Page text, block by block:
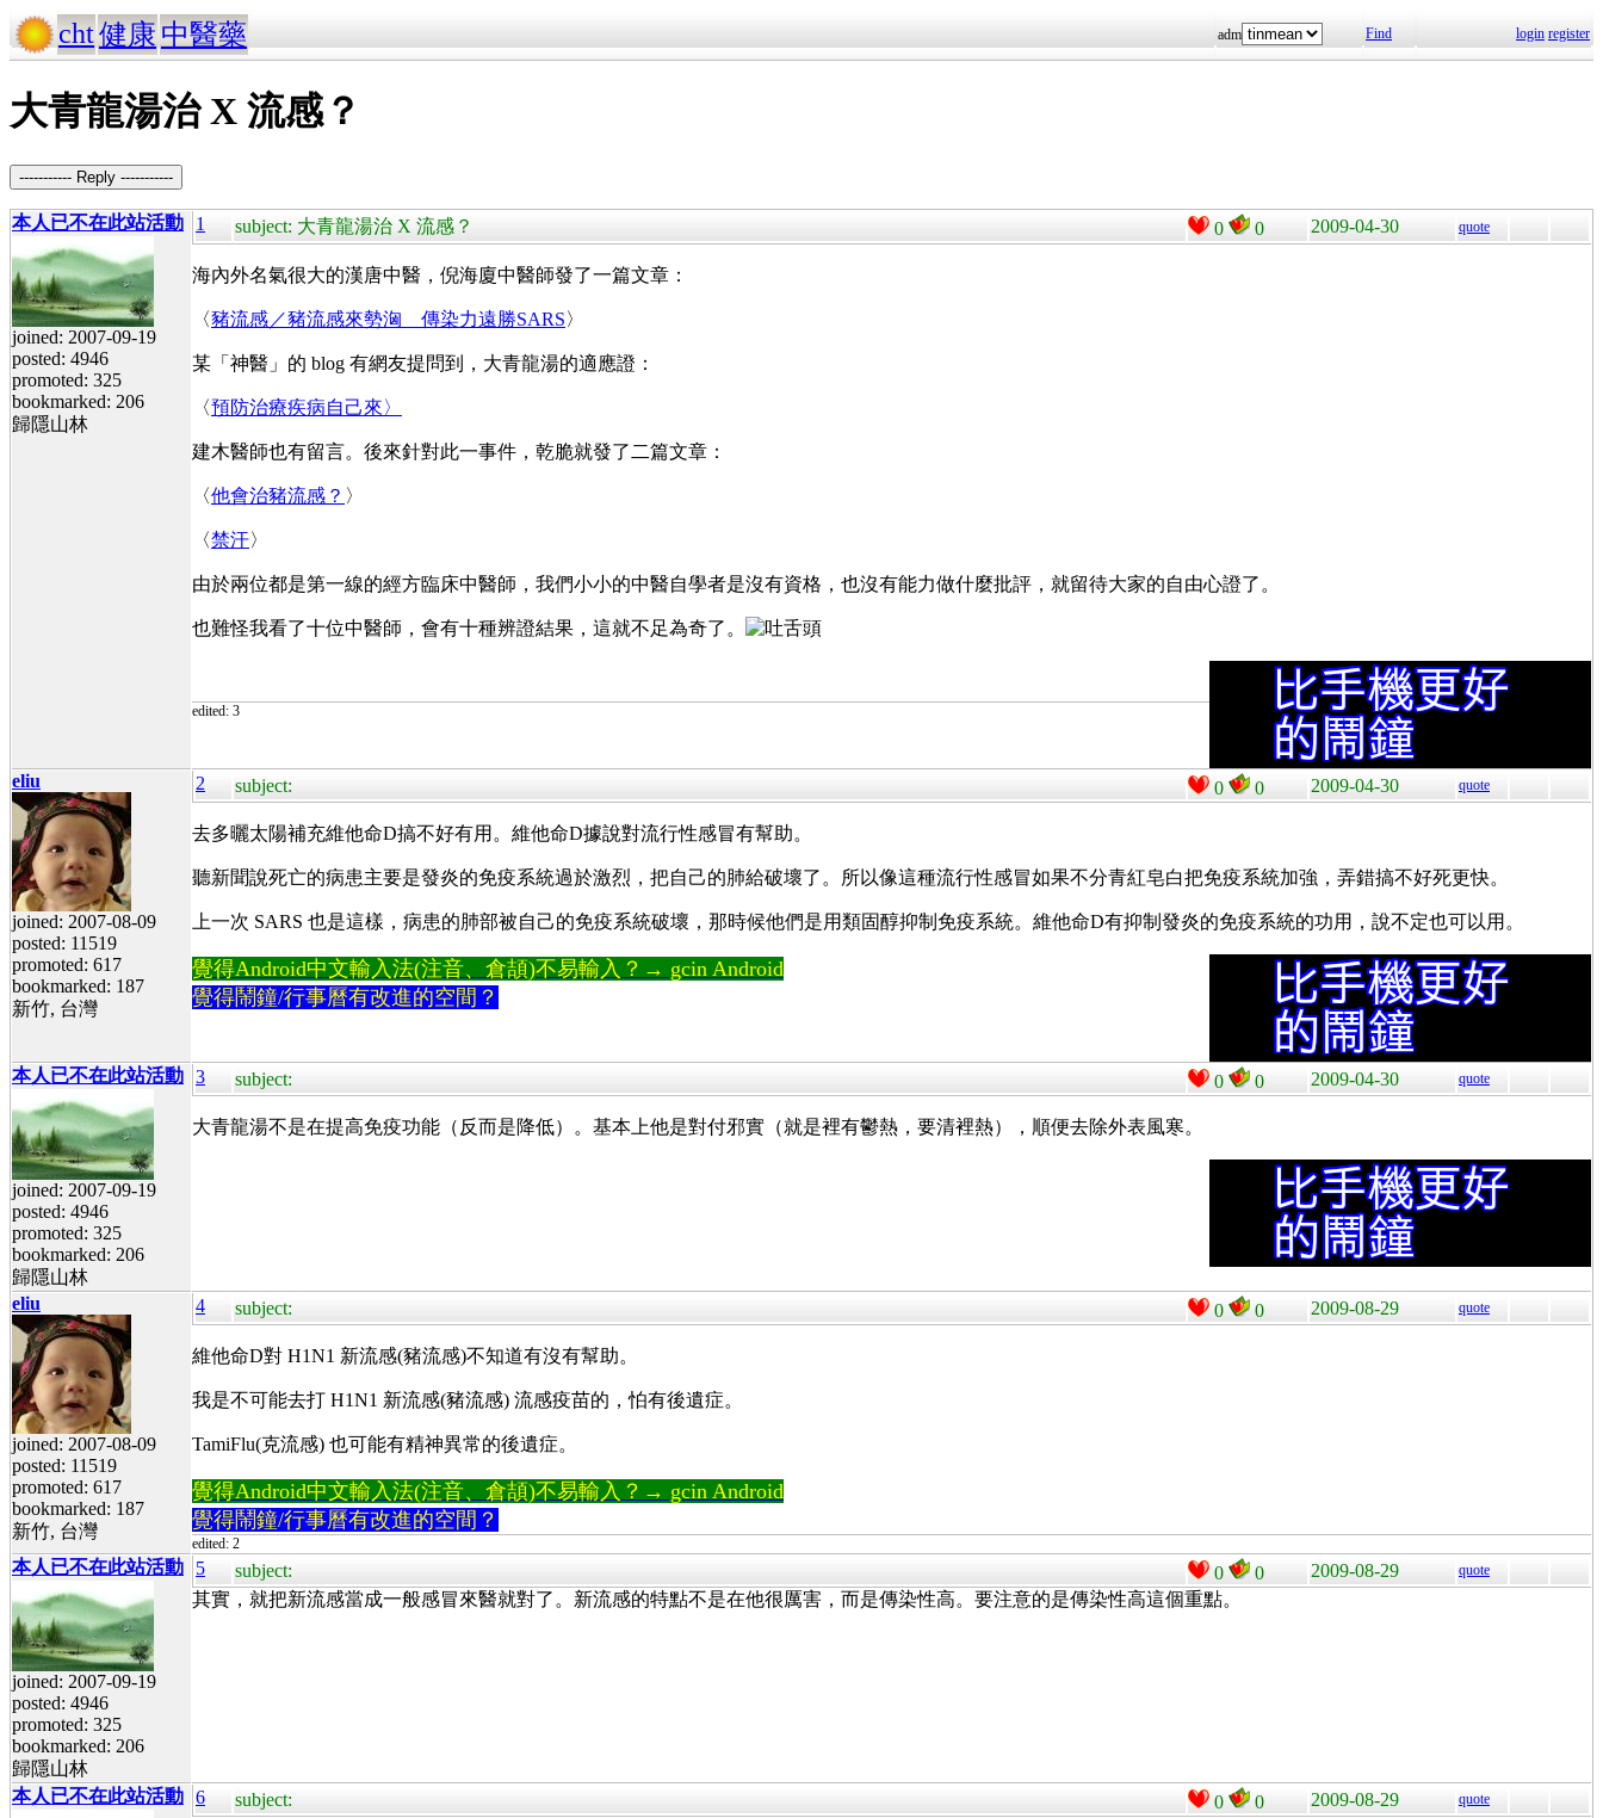
cht健康 中醫藥 adm Find login register
大青龍湯治 X 流感？
----------- Reply -----------
本人已不在此站活動
joined: 2007-09-19
posted: 4946
promoted: 325
bookmarked: 206
歸隱山林
1 subject: 大青龍湯治 X 流感？ 0 0 2009-04-30 quote
海內外名氣很大的漢唐中醫，倪海廈中醫師發了一篇文章：
〈豬流感／豬流感來勢洶 傳染力遠勝SARS〉
某「神醫」的 blog 有網友提問到，大青龍湯的適應證：
〈預防治療疾病自己來〉
建木醫師也有留言。後來針對此一事件，乾脆就發了二篇文章：
〈他會治豬流感？ 〉
〈禁汗〉
由於兩位都是第一線的經方臨床中醫師，我們小小的中醫自學者是沒有資格，也沒有能力做什麼批評，就留待大家的自由心證了。
也難怪我看了十位中醫師，會有十種辨證結果，這就不足為奇了。
edited: 3
eliu
joined: 2007-08-09
posted: 11519
promoted: 617
bookmarked: 187
新竹, 台灣
2 subject: 0 0 2009-04-30 quote
去多曬太陽補充維他命D搞不好有用。維他命D據說對流行性感冒有幫助。
聽新聞說死亡的病患主要是發炎的免疫系統過於激烈，把自己的肺給破壞了。所以像這種流行性感冒如果不分青紅皂白把免疫系統加強，弄錯搞不好死更快。
上一次 SARS 也是這樣，病患的肺部被自己的免疫系統破壞，那時候他們是用類固醇抑制免疫系統。維他命D有抑制發炎的免疫系統的功用，說不定也可以用。
覺得Android中文輸入法(注音、倉頡)不易輸入？→ gcin Android
覺得鬧鐘/行事曆有改進的空間？
本人已不在此站活動
joined: 2007-09-19
posted: 4946
promoted: 325
bookmarked: 206
歸隱山林
3 subject: 0 0 2009-04-30 quote
大青龍湯不是在提高免疫功能（反而是降低）。基本上他是對付邪實（就是裡有鬱熱，要清裡熱），順便去除外表風寒。
eliu
joined: 2007-08-09
posted: 11519
promoted: 617
bookmarked: 187
新竹, 台灣
4 subject: 0 0 2009-08-29 quote
維他命D對 H1N1 新流感(豬流感)不知道有沒有幫助。
我是不可能去打 H1N1 新流感(豬流感) 流感疫苗的，怕有後遺症。
TamiFlu(克流感) 也可能有精神異常的後遺症。
覺得Android中文輸入法(注音、倉頡)不易輸入？→ gcin Android
覺得鬧鐘/行事曆有改進的空間？
edited: 2
本人已不在此站活動
joined: 2007-09-19
posted: 4946
promoted: 325
bookmarked: 206
歸隱山林
5 subject: 0 0 2009-08-29 quote
其實，就把新流感當成一般感冒來醫就對了。新流感的特點不是在他很厲害，而是傳染性高。要注意的是傳染性高這個重點。
本人已不在此站活動 6 subject: 0 0 2009-08-29 quote